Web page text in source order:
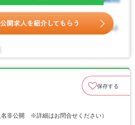
保存する
非公開 ※詳細はお問合せください）